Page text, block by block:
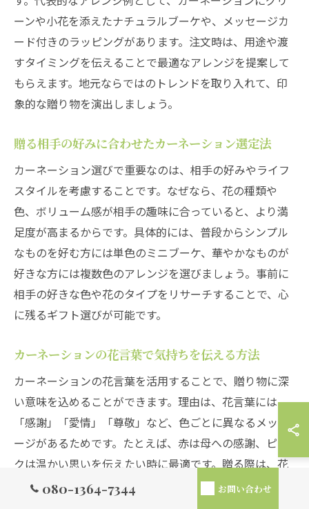
ーンや小花を添えたナチュラルブーケや、メッセージカ
ード付きのラッピングがあります。注文時は、用途や渡
すタイミングを伝えることで最適なアレンジを提案して
もらえます。地元ならではのトレンドを取り入れて、印
象的な贈り物を演出しましょう。
贈る相手の好みに合わせたカーネーション選定法
カーネーション選びで重要なのは、相手の好みやライフ
スタイルを考慮することです。なぜなら、花の種類や
色、ボリューム感が相手の趣味に合っていると、より満
足度が高まるからです。具体的には、普段からシンプル
なものを好む方には単色のミニブーケ、華やかなものが
好きな方には複数色のアレンジを選びましょう。事前に
相手の好きな色や花のタイプをリサーチすることで、心
に残るギフト選びが可能です。
カーネーションの花言葉で気持ちを伝える方法
カーネーションの花言葉を活用することで、贈り物に深
い意味を込めることができます。理由は、花言葉には
「感謝」「愛情」「尊敬」など、色ごとに異なるメッセ
ージがあるためです。たとえば、赤は母への感謝、ピン
クは温かい思いを伝えたい時に最適です。贈る際は、花
言葉を添えたメッセージカードを同封すると、より気持
080-1364-7344 お問い合わせ